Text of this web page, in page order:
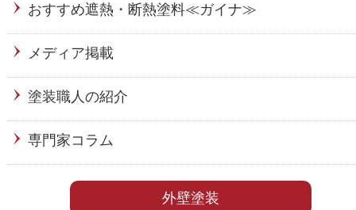
おすすめ遮熱・断熱塗料≪ガイナ≫
メディア掲載
塗装職人の紹介
専門家コラム
外壁塗装